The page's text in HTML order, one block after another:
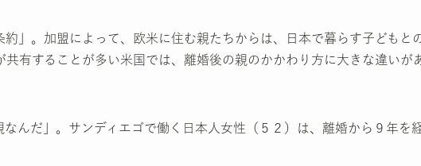
」。加盟によって、欧米に住む親たちからは、日本で暮らす子どもと
有することが多い米国では、離婚後の親のかかわり方に大きな違いが
なんだ」。サンディエゴで働く日本人女性（５２）は、離婚から９年